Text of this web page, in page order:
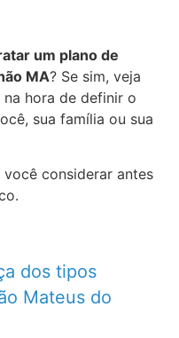
um plano de
MA? Se sim, veja
hora de definir o
sua família ou sua
considerar antes
dos tipos
Mateus do